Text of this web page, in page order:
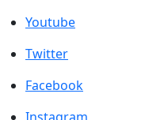
Youtube
Youtube
Twitter
Twitter
Facebook
Facebook
Instagram